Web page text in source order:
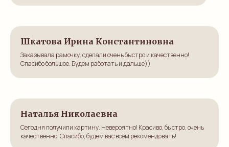
Шкатова Ирина Константиновна
Заказывала рамочку. сделали очень быстро и качественно!
Спасибо большое. Будем работать и дальше))
Наталья Николаевна
Сегодня получили картину. Невероятно! Красиво, быстро, очень
качественно. Спасибо, будем вас всем рекомендовать!